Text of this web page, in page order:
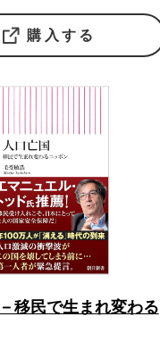
購入する
移民で生まれ変わる